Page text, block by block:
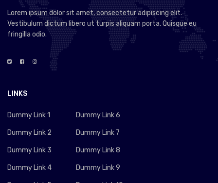
Lorem ipsum dolor sit amet, consectetur adipiscing elit.
Vestibulum dictum libero ut turpis aliquam porta. Quisque eu
fringilla odio.
LINKS
Dummy Link 1
Dummy Link 2
Dummy Link 3
Dummy Link 4
Dummy Link 6
Dummy Link 7
Dummy Link 8
Dummy Link 9